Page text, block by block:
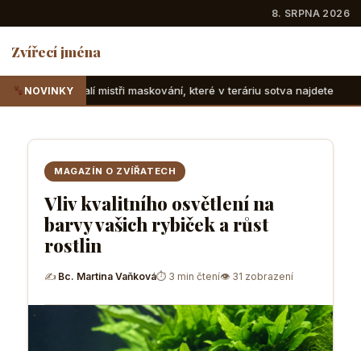
8. SRPNA 2026
Zvířecí jména
NOVINKY
maskování, které v teráriu sotva najdete Suchozemské
MAGAZÍN O ZVÍŘATECH
Vliv kvalitního osvětlení na
barvy vašich rybiček a růst
rostlin
✍ Bc. Martina Vaňková⏱ 3 min čtení👁 31 zobrazení